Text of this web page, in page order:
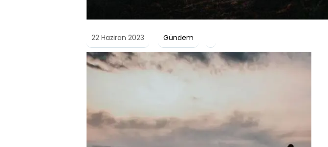
22 Haziran 2023 Gündem